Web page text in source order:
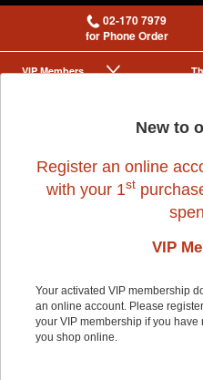
02-170 7979
for Phone Order
VIP Membership
New to
Register an online
with your 1st
VIP
Your activated VIP membership
an online account. Please
your VIP membership if you
you shop online.